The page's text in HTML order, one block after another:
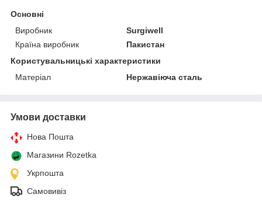
Основні
Виробник
Surgiwell
Країна виробник
Пакистан
Користувальницькі характеристики
Матеріал
Нержавіюча сталь
Умови доставки
Нова Пошта
Магазини Rozetka
Укрпошта
Самовивіз